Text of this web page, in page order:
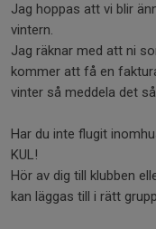
Jag hoppas att vi blir
vintern.
Jag räknar med att ni
kommer att få en
vinter så meddela det
Har du inte flugit
KUL!
Hör av dig till klubben
kan läggas till i rätt